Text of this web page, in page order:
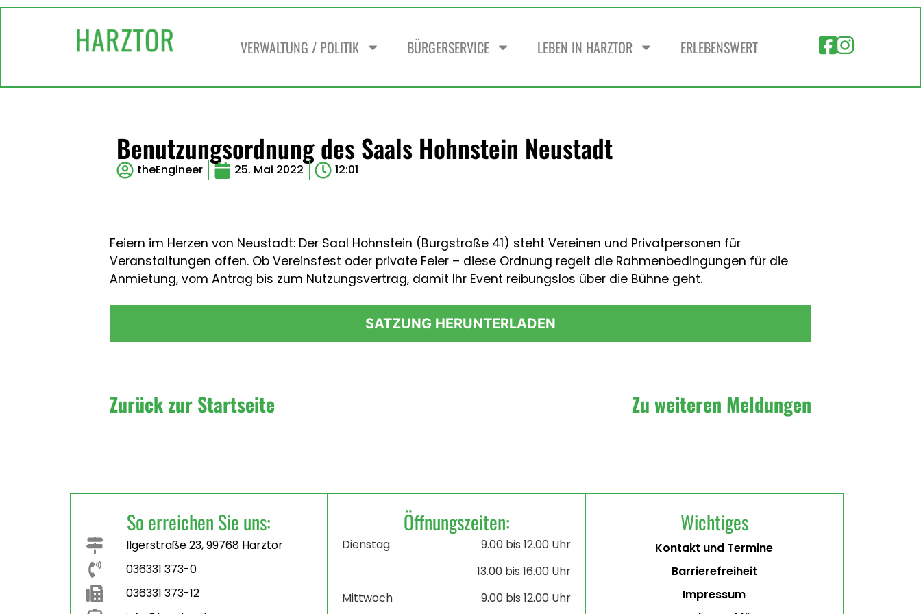
VERWALTUNG / POLITIK BÜRGERSERVICE LEBEN IN HARZTOR ERLEBENSWERT
Benutzungsordnung des Saals Hohnstein Neustadt
theEngineer 25. Mai 2022 12:01
Feiern im Herzen von Neustadt: Der Saal Hohnstein (Burgstraße 41) steht Vereinen und Privatpersonen für
Veranstaltungen offen. Ob Vereinsfest oder private Feier – diese Ordnung regelt die Rahmenbedingungen für die
Anmietung, vom Antrag bis zum Nutzungsvertrag, damit Ihr Event reibungslos über die Bühne geht.
SATZUNG HERUNTERLADEN
Zurück zur Startseite Zu weiteren Meldungen
So erreichen Sie uns:
Ilgerstraße 23, 99768 Harztor
036331 373-0
036331 373-12
Öffnungszeiten:
Dienstag
9.00 bis 12.00 Uhr
13.00 bis 16.00 Uhr
Mittwoch
9.00 bis 12.00 Uhr
Wichtiges
Kontakt und Termine
Barrierefreiheit
Impressum